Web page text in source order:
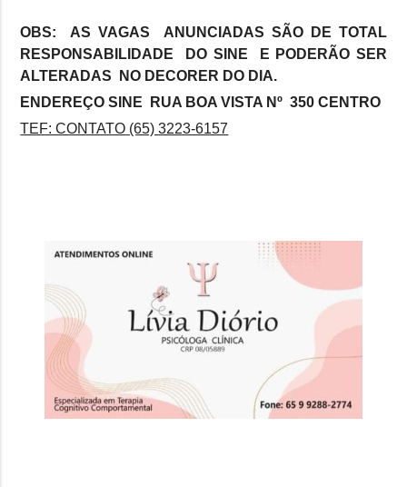
OBS: AS VAGAS ANUNCIADAS SÃO DE TOTAL
RESPONSABILIDADE DO SINE E PODERÃO SER
ALTERADAS NO DECORER DO DIA.
ENDEREÇO SINE RUA BOA VISTA Nº 350 CENTRO
TEF: CONTATO (65) 3223-6157